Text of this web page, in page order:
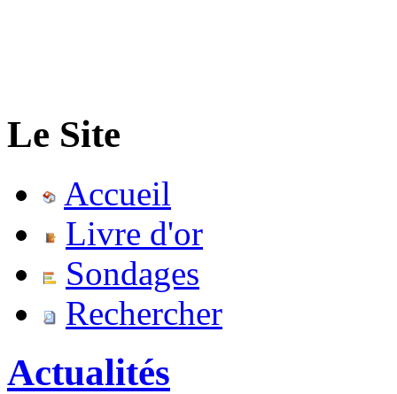
Le Site
Accueil
Livre d'or
Sondages
Rechercher
Actualités